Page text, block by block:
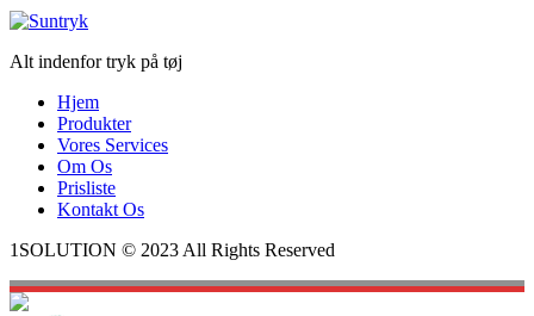
Alt indenfor tryk på tøj
Hjem
Produkter
Vores Services
Om Os
Prisliste
Kontakt Os
1SOLUTION © 2023 All Rights Reserved